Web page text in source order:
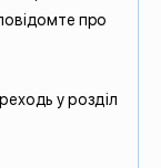
про
у розділ